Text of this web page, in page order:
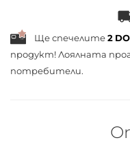
Ще спечелите2
продукт! Лоялната
потребители.